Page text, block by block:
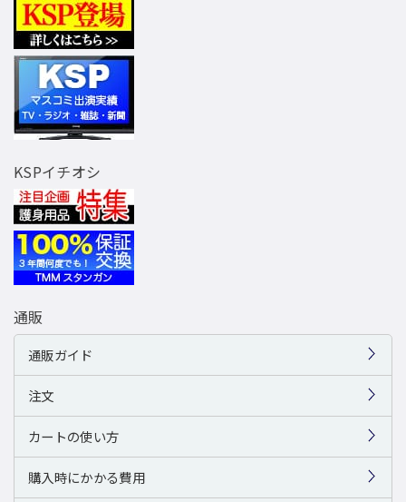
KSPイチオシ
通販
通販ガイド
注文
カートの使い方
購入時にかかる費用